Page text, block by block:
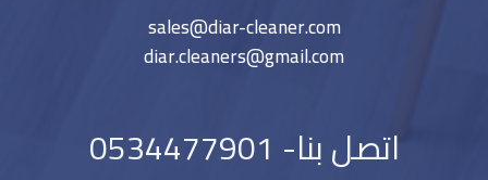
sales@diar-cleaner.com
diar.cleaners@gmail.com
اتصل بنا- 0534477901